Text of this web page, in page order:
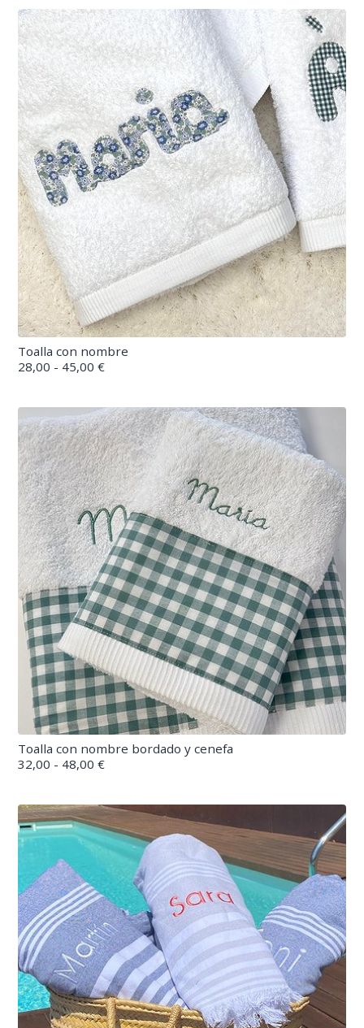
Toalla con nombre
28,00 - 45,00 €
Toalla con nombre bordado y cenefa
32,00 - 48,00 €